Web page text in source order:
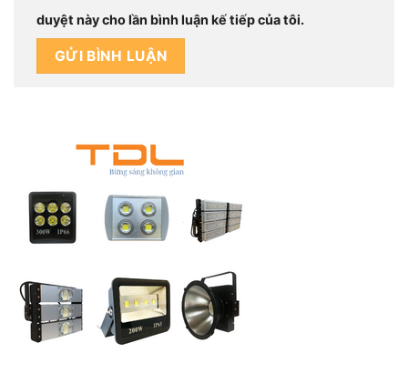
duyệt này cho lần bình luận kế tiếp của tôi.